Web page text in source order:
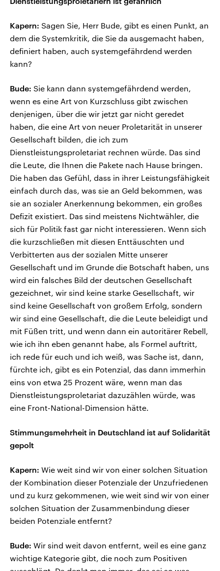
Kapern: Sagen Sie, Herr Bude, gibt es einen Punkt, an
dem die Systemkritik, die Sie da ausgemacht haben,
definiert haben, auch systemgefährdend werden
kann?
Bude: Sie kann dann systemgefährdend werden,
wenn es eine Art von Kurzschluss gibt zwischen
denjenigen, über die wir jetzt gar nicht geredet
haben, die eine Art von neuer Proletarität in unserer
Gesellschaft bilden, die ich zum
Dienstleistungsproletariat rechnen würde. Das sind
die Leute, die Ihnen die Pakete nach Hause bringen.
Die haben das Gefühl, dass in ihrer Leistungsfähigkeit
einfach durch das, was sie an Geld bekommen, was
sie an sozialer Anerkennung bekommen, ein großes
Defizit existiert. Das sind meistens Nichtwähler, die
sich für Politik fast gar nicht interessieren. Wenn sich
die kurzschließen mit diesen Enttäuschten und
Verbitterten aus der sozialen Mitte unserer
Gesellschaft und im Grunde die Botschaft haben, uns
wird ein falsches Bild der deutschen Gesellschaft
gezeichnet, wir sind keine starke Gesellschaft, wir
sind keine Gesellschaft von großem Erfolg, sondern
wir sind eine Gesellschaft, die die Leute beleidigt und
mit Füßen tritt, und wenn dann ein autoritärer Rebell,
wie ich ihn eben genannt habe, als Formel auftritt,
ich rede für euch und ich weiß, was Sache ist, dann,
fürchte ich, gibt es ein Potenzial, das dann immerhin
eins von etwa 25 Prozent wäre, wenn man das
Dienstleistungsproletariat dazuzählen würde, was
eine Front-National-Dimension hätte.
Stimmungsmehrheit in Deutschland ist auf Solidarität
gepolt
Kapern: Wie weit sind wir von einer solchen Situation
der Kombination dieser Potenziale der Unzufriedenen
und zu kurz gekommenen, wie weit sind wir von einer
solchen Situation der Zusammenbindung dieser
beiden Potenziale entfernt?
Bude: Wir sind weit davon entfernt, weil es eine ganz
wichtige Kategorie gibt, die noch zum Positiven